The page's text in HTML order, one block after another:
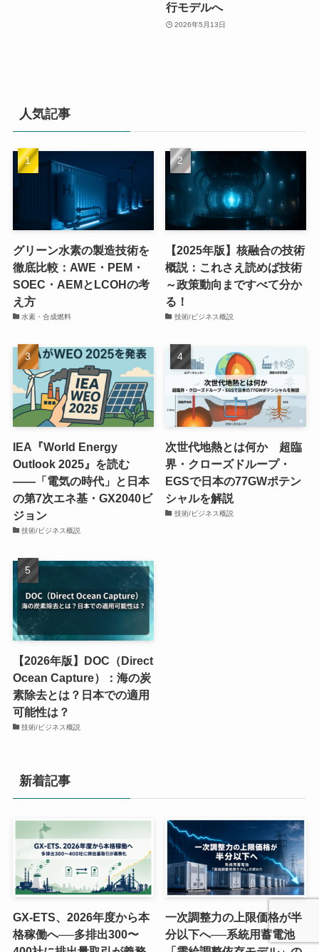
行モデルへ
2026年5月13日
人気記事
グリーン水素の製造技術を
徹底比較：AWE・PEM・
SOEC・AEMとLCOHの考
え方
水素・合成燃料
【2025年版】核融合の技術
概説：これさえ読めば技術
～政策動向まですべて分か
る！
技術/ビジネス概説
IEA『World Energy
Outlook 2025』を読む
――「電気の時代」と日本
の第7次エネ基・GX2040ビ
ジョン
技術/ビジネス概説
次世代地熱とは何か 超臨
界・クローズドループ・
EGSで日本の77GWポテン
シャルを解説
技術/ビジネス概説
【2026年版】DOC（Direct
Ocean Capture）：海の炭
素除去とは？日本での適用
可能性は？
技術/ビジネス概説
新着記事
GX-ETS、2026年度から本
格稼働へ──多排出300〜
一次調整力の上限価格が半
分以下へ──系統用蓄電池